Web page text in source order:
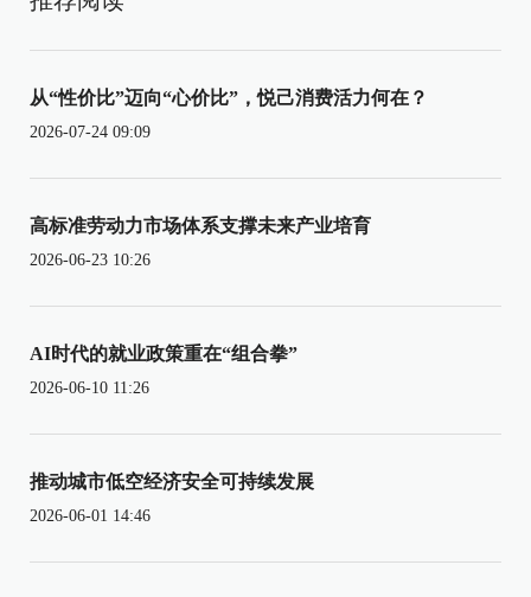
从“性价比”迈向“心价比”，悦己消费活力何在？
2026-07-24 09:09
高标准劳动力市场体系支撑未来产业培育
2026-06-23 10:26
AI时代的就业政策重在“组合拳”
2026-06-10 11:26
推动城市低空经济安全可持续发展
2026-06-01 14:46